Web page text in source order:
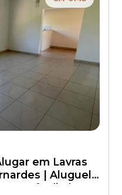
em Lavras
| Aluguel
Incêndio |